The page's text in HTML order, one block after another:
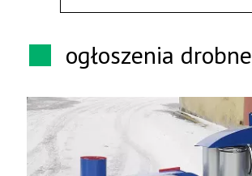
ogłoszenia drobne